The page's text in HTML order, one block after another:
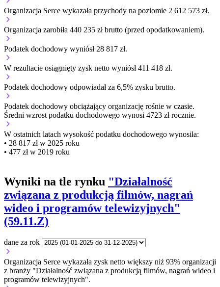
Organizacja Serce wykazała przychody na poziomie 2 612 573 zł.
Organizacja zarobiła 440 235 zł brutto (przed opodatkowaniem).
Podatek dochodowy wyniósł 28 817 zł.
W rezultacie osiągnięty zysk netto wyniósł 411 418 zł.
Podatek dochodowy odpowiadał za 6,5% zysku brutto.
Podatek dochodowy obciążający organizację rośnie w czasie.
Średni wzrost podatku dochodowego wynosi 4723 zł rocznie.
W ostatnich latach wysokość podatku dochodowego wynosiła:
• 28 817 zł w 2025 roku
• 477 zł w 2019 roku
Wyniki na tle rynku "Działalność
związana z produkcją filmów, nagrań
wideo i programów telewizyjnych"
(59.11.Z)
dane za rok
Organizacja Serce wykazała zysk netto większy niż 93% organizacji
z branży "Działalność związana z produkcją filmów, nagrań wideo i
programów telewizyjnych".